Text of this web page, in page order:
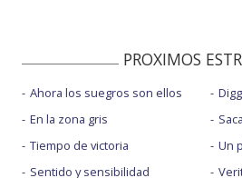
PROXIMOS
Ahora los suegros son ellos
En la zona gris
Tiempo de victoria
Sentido y sensibilidad
Un